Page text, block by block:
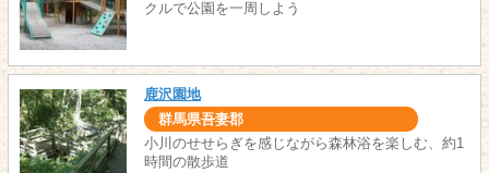
クルで公園を一周しよう
鹿沢園地
群馬県吾妻郡
小川のせせらぎを感じながら森林浴を楽しむ、約1
時間の散歩道